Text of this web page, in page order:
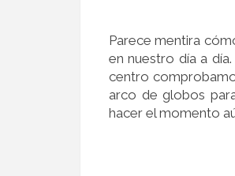
Parece mentira
en nuestro día a
centro
arco de globos
hacer el momento